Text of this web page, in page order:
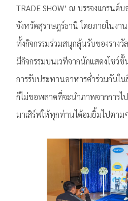
TRADE SHOW’ ณ บรรจงแกรนด์
จังหวัดสุราษฎร์ธานี โดยภายในงา
ทั้งกิจกรรมร่วมสนุกลุ้นรับของราง
มีกิจกรรมบนเวทีจากนักแสดงโชว์
การรับประทานอาหารค่ำร่วมกันใ
ก็ไม่ขอพลาดที่จะนำภาพจากการไ
มาเสิร์ฟให้ทุกท่านได้อมยิ้มไปตาม